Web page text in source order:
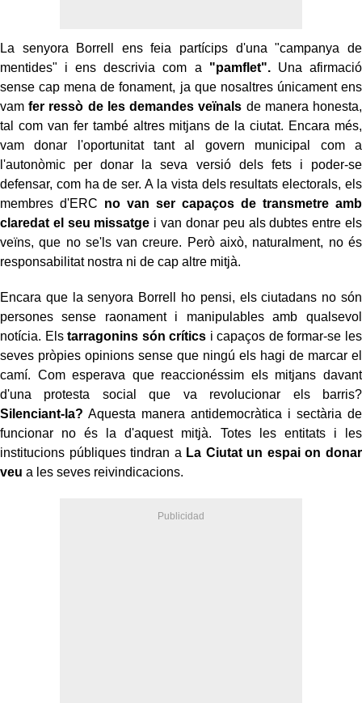
La senyora Borrell ens feia partícips d'una "campanya de
mentides" i ens descrivia com a "pamflet".Una afirmació
sense cap mena de fonament, ja que nosaltres únicament ens
vam fer ressò de les demandes veïnals de manera honesta,
tal com van fer també altres mitjans de la ciutat. Encara més,
vam donar l'oportunitat tant al govern municipal com a
l'autonòmic per donar la seva versió dels fets i poder-se
defensar, com ha de ser. A la vista dels resultats electorals, els
membres d'ERC no van ser capaços de transmetre amb
claredat el seu missatge i van donar peu als dubtes entre els
veïns, que no se'ls van creure. Però això, naturalment, no és
responsabilitat nostra ni de cap altre mitjà.
Encara que la senyora Borrell ho pensi, els ciutadans no són
persones sense raonament i manipulables amb qualsevol
notícia. Elstarragonins són crítics i capaços de formar-se les
seves pròpies opinions sense que ningú els hagi de marcar el
camí. Com esperava que reaccionéssim els mitjans davant
d'una protesta social que va revolucionar els barris?
Silenciant-la? Aquesta manera antidemocràtica i sectària de
funcionar no és la d'aquest mitjà. Totes les entitats i les
institucions públiques tindran a La Ciutat un espai on donar
veu a les seves reivindicacions.